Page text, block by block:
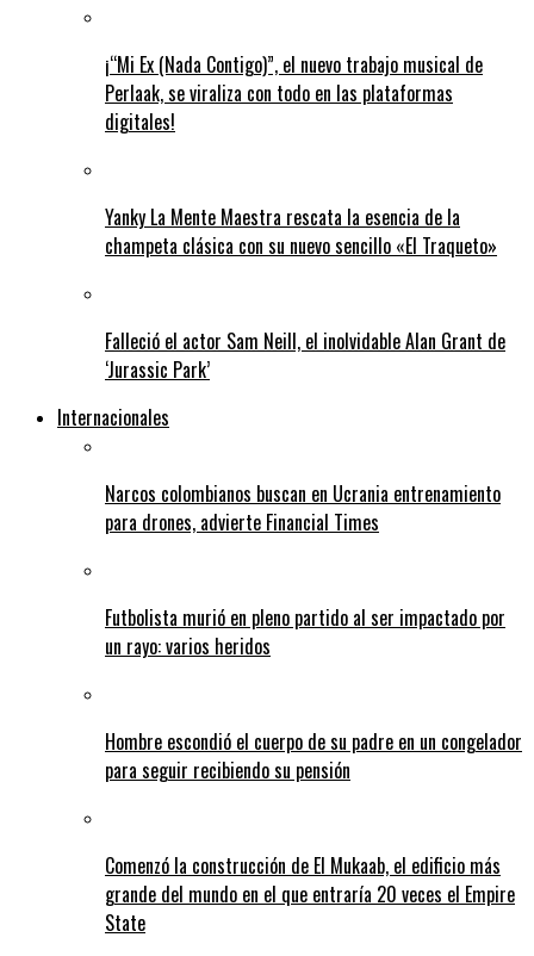
¡“Mi Ex (Nada Contigo)”, el nuevo trabajo musical de
Perlaak, se viraliza con todo en las plataformas
digitales!
Yanky La Mente Maestra rescata la esencia de la
champeta clásica con su nuevo sencillo «El Traqueto»
Falleció el actor Sam Neill, el inolvidable Alan Grant de
‘Jurassic Park’
Internacionales
Narcos colombianos buscan en Ucrania entrenamiento
para drones, advierte Financial Times
Futbolista murió en pleno partido al ser impactado por
un rayo: varios heridos
Hombre escondió el cuerpo de su padre en un congelador
para seguir recibiendo su pensión
Comenzó la construcción de El Mukaab, el edificio más
grande del mundo en el que entraría 20 veces el Empire
State